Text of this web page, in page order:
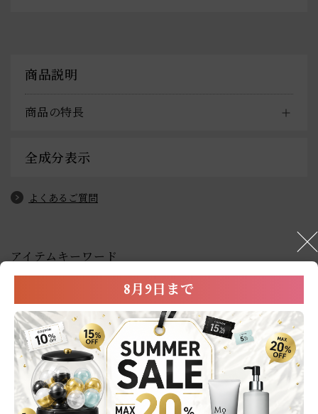
商品説明
商品の特長
全成分表示
よくあるご質問
アイテムキーワード
洗顔料 化粧水
オールインワン
パック・マスク・シート
毛穴の目立ち
ニキビ
4,000円～4,999円
8月9日まで